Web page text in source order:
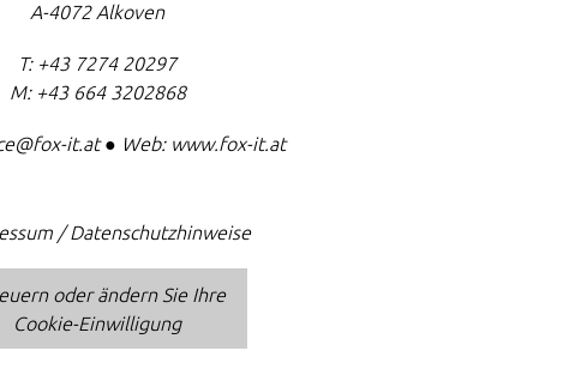
A-4072 Alkoven
T: +43 7274 20297
M: +43 664 3202868
it.at● Web: www.fox-it.at
/ Datenschutzhinweise
oder ändern Sie Ihre
Cookie-Einwilligung